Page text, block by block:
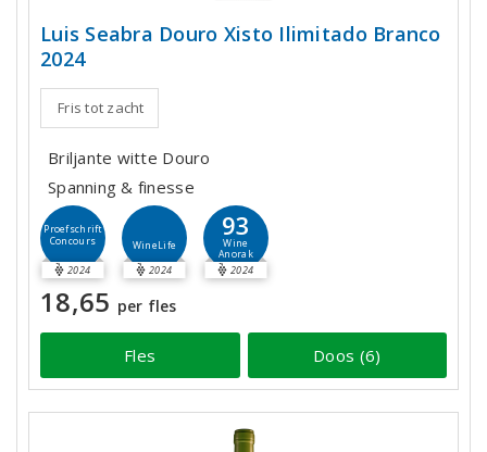
Luis Seabra Douro Xisto Ilimitado Branco
2024
Fris tot zacht
Briljante witte Douro
Spanning & finesse
Proefschrift
Concours
2024
WineLife
2024
93
Wine
Anorak
2024
18,65 per fles
Fles Doos (6)